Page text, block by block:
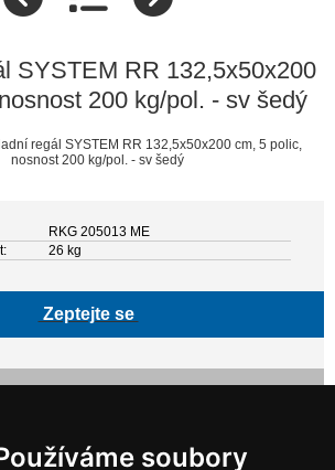
soubory
SYSTEM RR 132,5x50x200
200 kg/pol. - sv šedý
RKG 205013 ME
26 kg
Zeptejte se